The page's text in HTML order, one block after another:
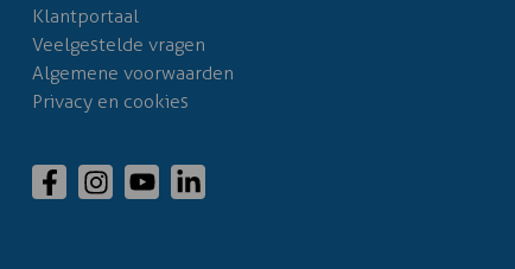
Klantportaal
Veelgestelde vragen
Algemene voorwaarden
Privacy en cookies